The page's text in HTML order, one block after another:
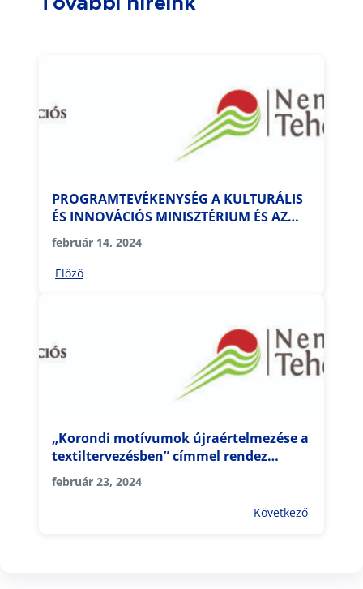
PROGRAMTEVÉKENYSÉG A KULTURÁLIS
ÉS INNOVÁCIÓS MINISZTÉRIUM ÉS AZ
NTP TÁMOGATÁSÁVAL
február 14, 2024
Előző
„Korondi motívumok újraértelmezése a
textiltervezésben” címmel rendez
előadást és workshopot a Rejtő Sándor
Könnyűipari- és Környezetmérnöki Kar
február 23, 2024
Következő